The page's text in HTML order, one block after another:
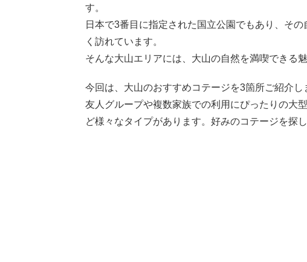
す。
日本で3番目に指定された国立公園でもあり、そ
く訪れています。
そんな大山エリアには、大山の自然を満喫できる
今回は、大山のおすすめコテージを3箇所ご紹介し
友人グループや複数家族での利用にぴったりの大
ど様々なタイプがあります。好みのコテージを探